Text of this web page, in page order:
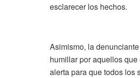
esclarecer los hechos.
Asimismo, la
humillar por aquellos
alerta para que todos los